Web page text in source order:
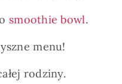
smoothie bowl.
menu!
rodziny.